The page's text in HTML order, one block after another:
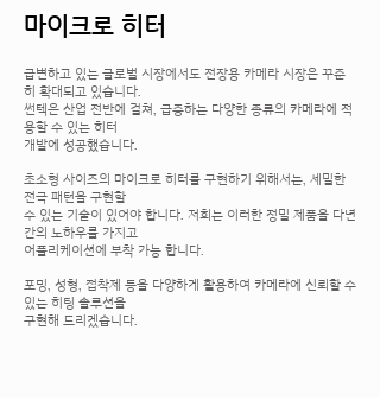
마이크로 히터
급변하고 있는 글로벌 시장에서도 전장용 카메라 시장은 꾸준
히 확대되고 있습니다.
썬텍은 산업 전반에 걸쳐, 급증하는 다양한 종류의 카메라에 적
용할 수 있는 히터
개발에 성공했습니다.
초소형 사이즈의 마이크로 히터를 구현하기 위해서는, 세밀한
전극 패턴을 구현할
수 있는 기술이 있어야 합니다. 저희는 이러한 정밀 제품을 다년
간의 노하우를 가지고
어플리케이션에 부착 가능 합니다.
포밍, 성형, 접착제 등을 다양하게 활용하여 카메라에 신뢰할 수
있는 히팅 솔루션을
구현해 드리겠습니다.